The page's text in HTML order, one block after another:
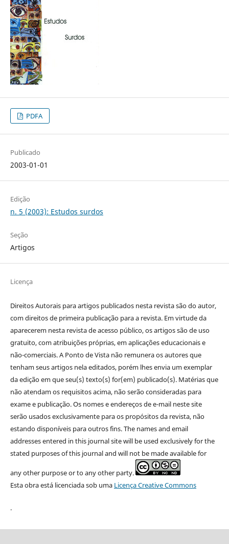
PDFA
Publicado
2003-01-01
Edição
n. 5 (2003): Estudos surdos
Seção
Artigos
Licença
Direitos Autorais para artigos publicados nesta revista são do autor,
com direitos de primeira publicação para a revista. Em virtude da
aparecerem nesta revista de acesso público, os artigos são de uso
gratuito, com atribuições próprias, em aplicações educacionais e
não-comerciais. A Ponto de Vista não remunera os autores que
tenham seus artigos nela editados, porém lhes envia um exemplar
da edição em que seu(s) texto(s) for(em) publicado(s). Matérias que
não atendam os requisitos acima, não serão consideradas para
exame e publicação. Os nomes e endereços de e-mail neste site
serão usados exclusivamente para os propósitos da revista, não
estando disponíveis para outros fins. The names and email
addresses entered in this journal site will be used exclusively for the
stated purposes of this journal and will not be made available for
any other purpose or to any other party.
Esta obra está licenciada sob uma Licença Creative Commons
.